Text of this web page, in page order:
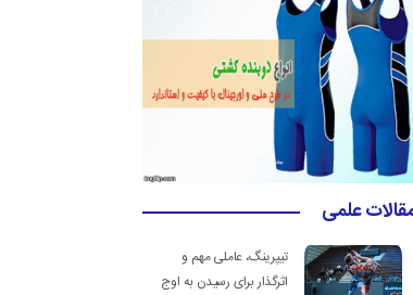
علمی
تیپرینگ، عاملی مهم و
اثرگذار برای رسیدن به اوج